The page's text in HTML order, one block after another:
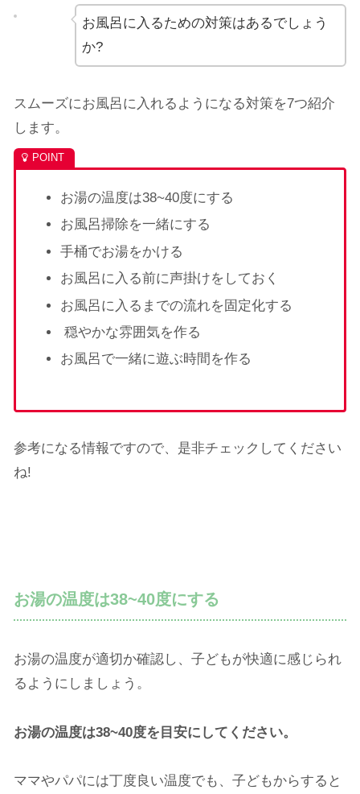
お風呂に入るための対策はあるでしょう
か?
スムーズにお風呂に入れるようになる対策を7つ紹介
します。
お湯の温度は38~40度にする
お風呂掃除を一緒にする
手桶でお湯をかける
お風呂に入る前に声掛けをしておく
お風呂に入るまでの流れを固定化する
穏やかな雰囲気を作る
お風呂で一緒に遊ぶ時間を作る
参考になる情報ですので、是非チェックしてください
ね!
お湯の温度は38~40度にする
お湯の温度が適切か確認し、子どもが快適に感じられ
るようにしましょう。
お湯の温度は38~40度を目安にしてください。
ママやパパには丁度良い温度でも、子どもからすると